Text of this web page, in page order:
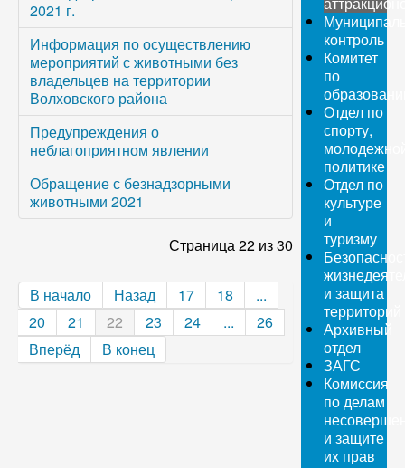
2021 г.
Информация по осуществлению
мероприятий с животными без
владельцев на территории
Волховского района
Предупреждения о
неблагоприятном явлении
Обращение с безнадзорными
животными 2021
Страница 22 из 30
В начало Назад 17 18
...
20
21 22 23 24 ...
26
Вперёд
В конец
контроль
Комитет
по
Отдел по
спорту,
политике
Отдел по
культуре
и
туризму
и защита
территорий
Архивный
отдел
ЗАГС
Комиссия
по делам
и защите
их прав